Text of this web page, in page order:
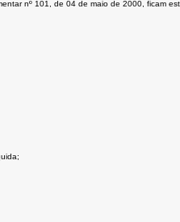
nº 101, de 04 de maio de 2000 , ficam